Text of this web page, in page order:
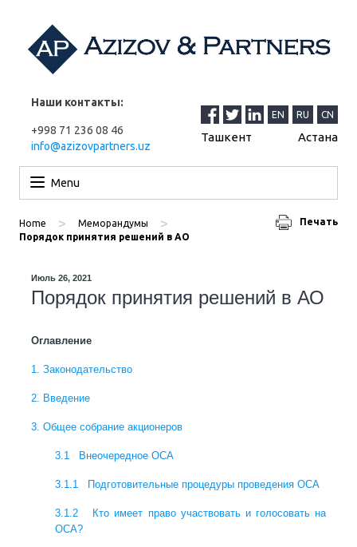
Наши контакты:
+998 71 236 08 46
info@azizovpartners.uz
EN RU CN
Ташкент Астана
Menu
Печать
Home > Меморандумы >
Порядок принятия решений в АО
Июль 26, 2021
Порядок принятия решений в АО
Оглавление
1. Законодательство
2. Введение
3. Общее собрание акционеров
3.1 Внеочередное ОСА
3.1.1 Подготовительные процедуры проведения ОСА
3.1.2 Кто имеет право участвовать и голосовать на
ОСА?